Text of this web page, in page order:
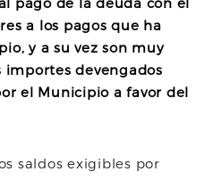
a los pagos que ha
y a su vez son muy
importes devengados
el Municipio a favor del
saldos exigibles por